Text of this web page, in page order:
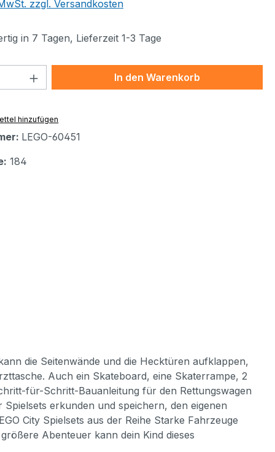
zzgl. Versandkosten
in 7 Tagen, Lieferzeit 1-3 Tage
Anzahl: Gib den gewünschten Wert
In den Warenkorb
hinzufügen
LEGO-60451
184
die Seitenwände und die Hecktüren aufklappen,
Auch ein Skateboard, eine Skaterrampe, 2
für-Schritt-Bauanleitung für den Rettungswagen
erkunden und speichern, den eigenen
City Spielsets aus der Reihe Starke Fahrzeuge
Abenteuer kann dein Kind dieses